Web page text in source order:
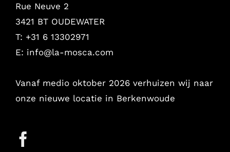
Rue Neuve 2
3421 BT OUDEWATER
T: +31 6 13302971
E: info@la-mosca.com
Vanaf medio oktober 2026 verhuizen wij naar
onze nieuwe locatie in Berkenwoude